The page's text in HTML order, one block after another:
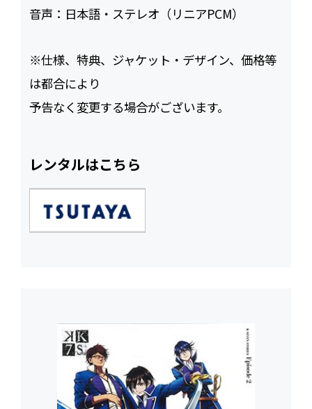
音声： 日本語・ステレオ（リニアPCM）
※仕様、特典、ジャケット・デザイン、価格等
は都合により
予告なく変更する場合がございます。
レンタルはこちら